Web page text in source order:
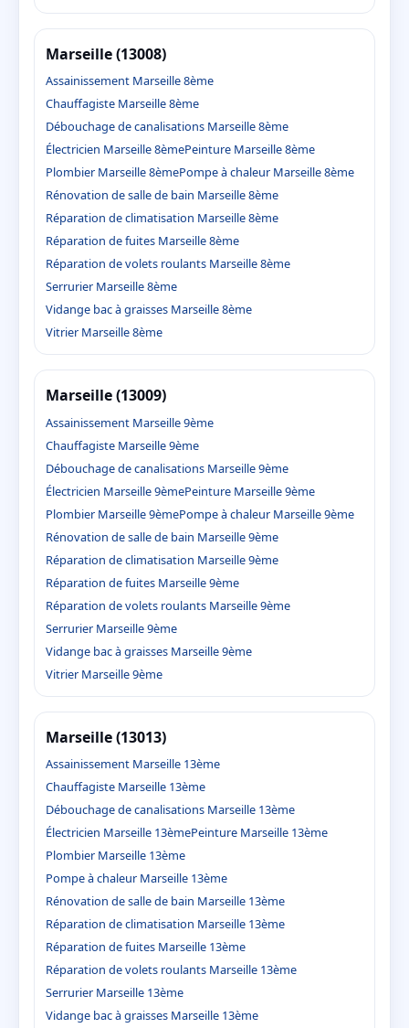
Marseille (13008)
Assainissement Marseille 8ème
Chauffagiste Marseille 8ème
Débouchage de canalisations Marseille 8ème
Électricien Marseille 8èmePeinture Marseille 8ème
Plombier Marseille 8èmePompe à chaleur Marseille 8ème
Rénovation de salle de bain Marseille 8ème
Réparation de climatisation Marseille 8ème
Réparation de fuites Marseille 8ème
Réparation de volets roulants Marseille 8ème
Serrurier Marseille 8ème
Vidange bac à graisses Marseille 8ème
Vitrier Marseille 8ème
Marseille (13009)
Assainissement Marseille 9ème
Chauffagiste Marseille 9ème
Débouchage de canalisations Marseille 9ème
Électricien Marseille 9èmePeinture Marseille 9ème
Plombier Marseille 9èmePompe à chaleur Marseille 9ème
Rénovation de salle de bain Marseille 9ème
Réparation de climatisation Marseille 9ème
Réparation de fuites Marseille 9ème
Réparation de volets roulants Marseille 9ème
Serrurier Marseille 9ème
Vidange bac à graisses Marseille 9ème
Vitrier Marseille 9ème
Marseille (13013)
Assainissement Marseille 13ème
Chauffagiste Marseille 13ème
Débouchage de canalisations Marseille 13ème
Électricien Marseille 13èmePeinture Marseille 13ème
Plombier Marseille 13ème
Pompe à chaleur Marseille 13ème
Rénovation de salle de bain Marseille 13ème
Réparation de climatisation Marseille 13ème
Réparation de fuites Marseille 13ème
Réparation de volets roulants Marseille 13ème
Serrurier Marseille 13ème
Vidange bac à graisses Marseille 13ème